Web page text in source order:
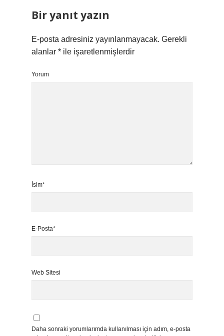
Bir yanıt yazın
E-posta adresiniz yayınlanmayacak. Gerekli
alanlar * ile işaretlenmişlerdir
Yorum
İsim*
E-Posta*
Web Sitesi
Daha sonraki yorumlarımda kullanılması için adım, e-posta